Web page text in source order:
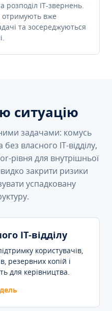
розподіл IT-звернень.
отримують вже
та зосереджуються
ситуацію
задачами: комусь
власного IT-відділу,
рівня для внутрішньої
закрити ризики
успадковану
IT-відділу
користувачів,
резервних копій і
для керівництва.